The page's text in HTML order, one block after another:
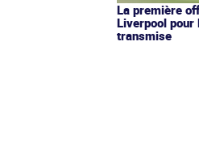
La première
Liverpool pour
transmise